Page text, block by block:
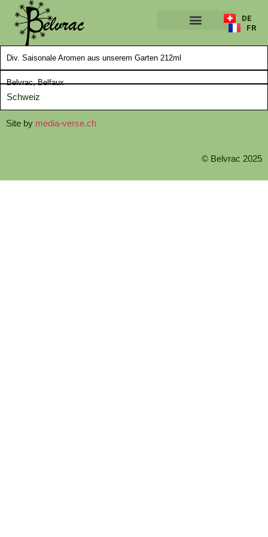
DE
FR
Div. Saisonale Aromen aus unserem Garten 212ml
Belvrac, Belfaux
Schweiz
Site by media-verse.ch
© Belvrac 2025